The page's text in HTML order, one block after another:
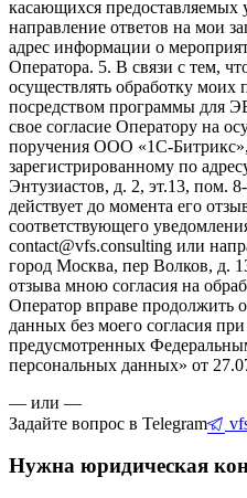
касающихся предоставляемых
направление ответов на мои
адрес информации о
Оператора. 5. В связи с тем,
осуществлять обработку
посредством программы для
свое согласие Оператору на
поручения ООО «1С-
зарегистрированному по
Энтузиастов, д. 2, эт.13, пом.
действует до момента его
соответствующего
contact@vfs.consulting или
город Москва, пер Волков, д.
отзыва мною согласия на
Оператор вправе продолжить
данных без моего согласия
предусмотренных
персональных данных» от
— или —
Задайте вопрос в Telegram
Нужна юридическая